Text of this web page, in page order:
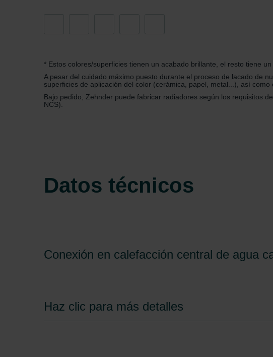
* Estos colores/superficies tienen un acabado brillante, el resto tiene un
A pesar del cuidado máximo puesto durante el proceso de lacado de
superficies de aplicación del color (cerámica, papel, metal...), así como
Bajo pedido, Zehnder puede fabricar radiadores según los requisitos
NCS).
Datos técnicos
Conexión en calefacción central de agua
Haz clic para más detalles